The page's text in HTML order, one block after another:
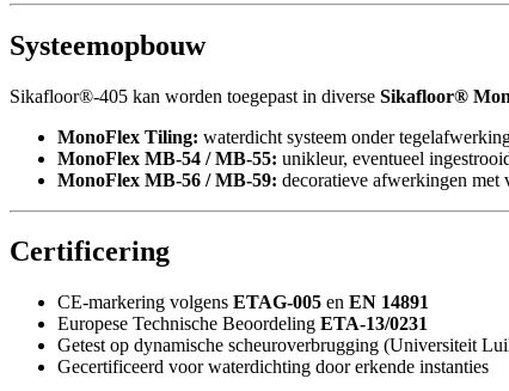
Systeemopbouw
Sikafloor®-405 kan worden toegepast in diverse Sikafloor®
MonoFlex Tiling: waterdicht systeem onder
MonoFlex MB-54 / MB-55: unikleur, eventueel
MonoFlex MB-56 / MB-59: decoratieve afwerkingen
Certificering
CE-markering volgens ETAG-005 en EN 14891
Europese Technische Beoordeling ETA-13/0231
Getest op dynamische scheuroverbrugging (Universiteit
Gecertificeerd voor waterdichting door erkende instanties